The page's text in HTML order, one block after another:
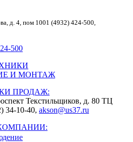
д. 4, пом 1001 (4932) 424-500,
500
И МОНТАЖ
ПРОДАЖ:
Текстильщиков, д. 80 ТЦ
34-10-40, akson@us37.ru